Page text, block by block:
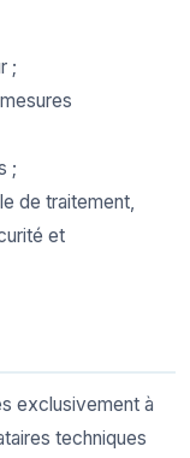
;
;
de traitement,
et
exclusivement à
techniques